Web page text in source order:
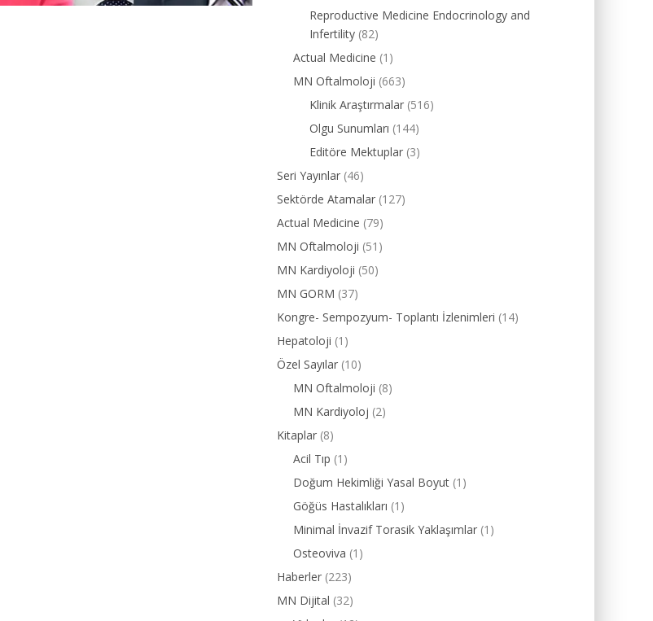
Reproductive Medicine Endocrinology and
Infertility (82)
Actual Medicine (1)
MN Oftalmoloji (663)
Klinik Araştırmalar (516)
Olgu Sunumları (144)
Editöre Mektuplar (3)
Seri Yayınlar (46)
Sektörde Atamalar (127)
Actual Medicine (79)
MN Oftalmoloji (51)
MN Kardiyoloji (50)
MN GORM (37)
Kongre- Sempozyum- Toplantı İzlenimleri (14)
Hepatoloji (1)
Özel Sayılar (10)
MN Oftalmoloji (8)
MN Kardiyoloj (2)
Kitaplar (8)
Acil Tıp (1)
Doğum Hekimliği Yasal Boyut (1)
Göğüs Hastalıkları (1)
Minimal İnvazif Torasik Yaklaşımlar (1)
Osteoviva (1)
Haberler (223)
MN Dijital (32)